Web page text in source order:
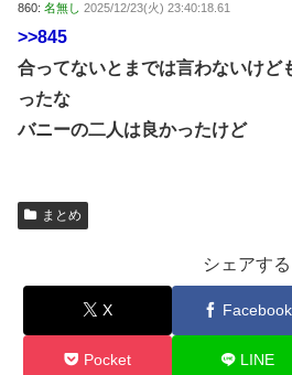
860: 名無し 2025/12/23(火) 23:40:18.61
>>845
合ってないとまでは言わないけど
ったな
バニーの二人は良かったけど
まとめ
シェアする
X Facebook
Pocket LINE